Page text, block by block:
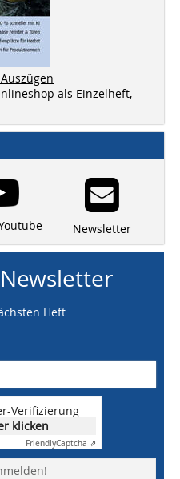
als Einzelheft,
Newsletter
Heft
Verifizierung
klicken
FriendlyCaptcha ⇗